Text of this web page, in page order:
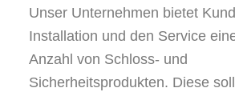
Unser Unternehmen bietet
Installation und den Service
Anzahl von Schloss- und
Sicherheitsprodukten. Diese